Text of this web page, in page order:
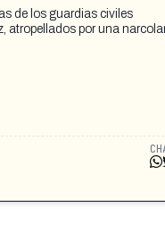
de los guardias civiles
atropellados por una